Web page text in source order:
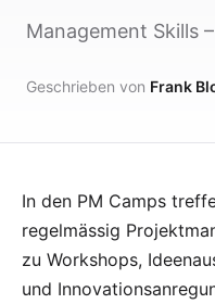
Management Skills
Geschrieben von Frank
In den PM Camps
regelmässig
zu Workshops,
und